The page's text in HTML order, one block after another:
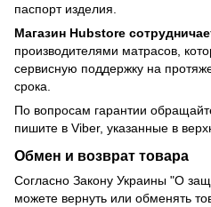
паспорт изделия.
Магазин Hubstore
производителями матрасов,
сервисную поддержку на
срока.
По вопросам гарантии
пишите в Viber, указанные в
Обмен и возврат товара
Согласно Закону Украины "О
можете вернуть или обменять